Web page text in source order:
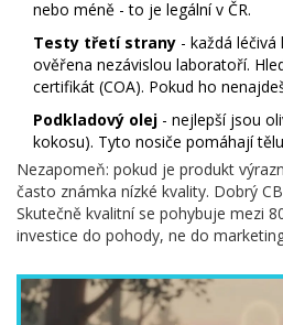
nebo méně - to je legální v ČR.
Testy třetí strany - každá
ověřena nezávislou laboratoří.
certifikát (COA). Pokud ho
Podkladový olej - nejlepší jsou
kokosu). Tyto nosiče pomáhají
Nezapomeň: pokud je produkt
často známka nízké kvality. Dobrý
Skutečně kvalitní se pohybuje mezi
investice do pohody, ne do